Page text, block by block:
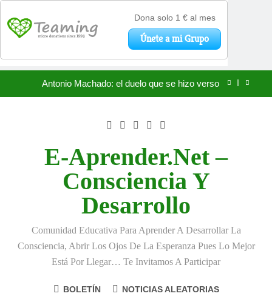
«La kinesina y la felicidad: cómo una proteína
Antonio Machado: el duelo que se hizo verso
«La kinesina y la felicidad: cómo una proteína
impulsa tu bienestar»
Antonio Machado: el duelo que se hizo verso
🌸 La fuerza olvidada de la ternura
E-Aprender.net –
Consciencia Y
Desarrollo
Comunidad Educativa Para Aprender A Desarrollar La
Consciencia, Abrir Los Ojos De La Esperanza Pues Lo Mejor
Está Por Llegar… Te Invitamos A Participar
BOLETÍN NOTICIAS ALEATORIAS